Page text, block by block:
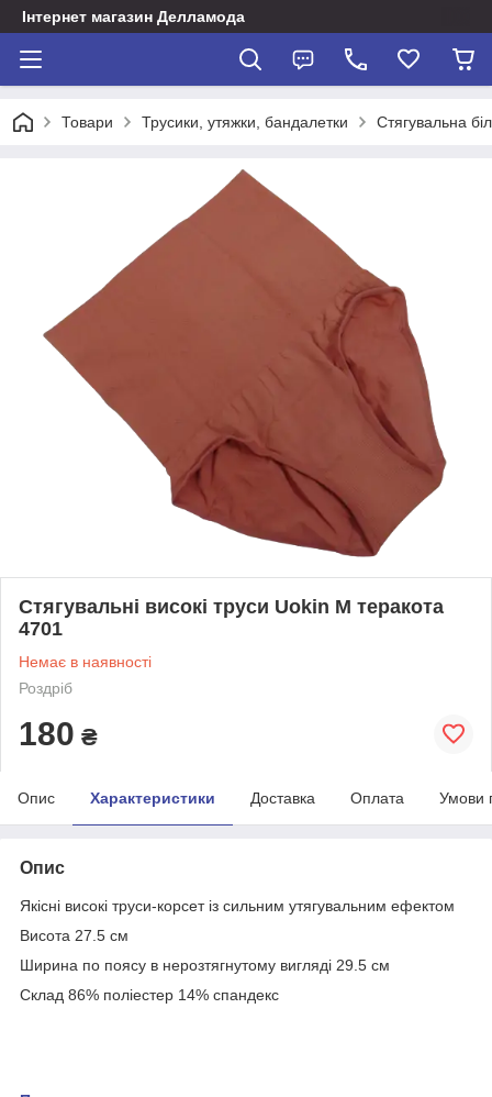
Інтернет магазин Делламода
Товари Трусики, утяжки, бандалетки Стягувальна
Стягувальні високі труси Uokin M теракота
4701
Немає в наявності
Роздріб
180 ₴
Опис Характеристики Доставка Оплата Умови
Опис
Якісні високі труси-корсет із сильним утягувальним ефектом
Висота 27.5 см
Ширина по поясу в нерозтягнутому вигляді 29.5 см
Склад 86% поліестер 14% спандекс